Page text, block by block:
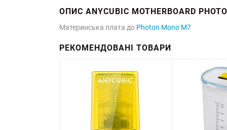
ОПИС ANYCUBIC MOTHERBOARD
Материнська плата до Photon Mono M7
РЕКОМЕНДОВАНІ ТОВАРИ